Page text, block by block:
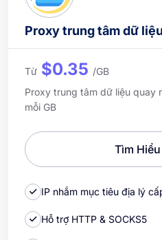
Proxy trung tâm dữ
Từ $0.35 /GB
Proxy trung tâm dữ liệu quay
mỗi GB
Tìm
IP nhắm mục tiêu địa lý
Hỗ trợ HTTP & SOCKS5